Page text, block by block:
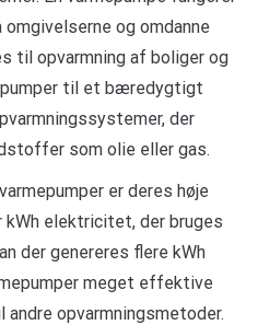
og omdanne
til opvarmning af boliger og
til et bæredygtigt
der
som olie eller gas.
er deres høje
elektricitet, der bruges
der genereres flere kWh
meget effektive
opvarmningsmetoder.